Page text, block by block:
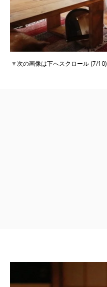
▼次の画像は下へスクロール (7/10)